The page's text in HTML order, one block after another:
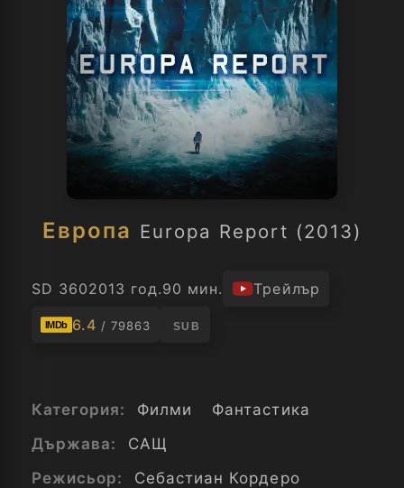
Европа Europa Report (2013)
SD 3602013 год.90 мин. Трейлър
IMDb 6.4 / 79863 SUB
Категория: Филми
Фантастика
Държава:
САЩ
Режисьор:
Себастиан Кордеро